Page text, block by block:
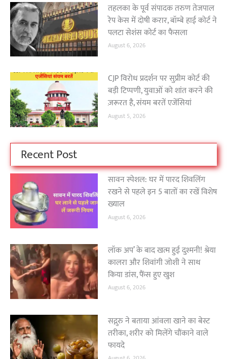
तहलका के पूर्व संपादक तरुण तेजपाल
रेप केस में दोषी करार, बॉम्बे हाई कोर्ट ने
पलटा सेशंस कोर्ट का फैसला
August 6, 2026
CJP विरोध प्रदर्शन पर सुप्रीम कोर्ट की
बड़ी टिप्पणी, युवाओं को शांत करने की
ज़रूरत है, संयम बरतें एजेंसियां
August 5, 2026
Recent Post
सावन स्पेशल: घर में पारद शिवलिंग
रखने से पहले इन 5 बातों का रखें विशेष
ख्याल
August 6, 2026
लॉक अप’ के बाद खत्म हुई दुश्मनी! श्रेया
कालरा और शिवांगी जोशी ने साथ
किया डांस, फैंस हुए खुश
August 6, 2026
सद्गुरु ने बताया आंवला खाने का बेस्ट
तरीका, शरीर को मिलेंगे चौंकाने वाले
फायदे